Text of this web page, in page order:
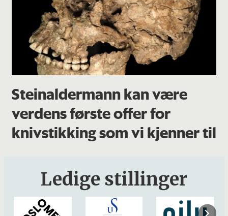
Steinaldermann kan være
verdens første offer for
knivstikking som vi kjenner til
Ledige stillinger